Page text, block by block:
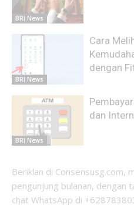
BRI News
BRI News
Cara
dengan
BRI News
dan
Beriklan di Consensusg.com,
pengunjung bulanan, dengan
chat WhatsApp di